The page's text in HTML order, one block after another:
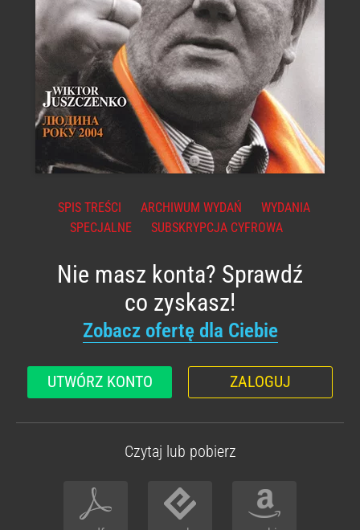
SPIS TREŚCI ARCHIWUM WYDAŃ
WYDANIA
SPECJALNE
SUBSKRYPCJA CYFROWA
Nie masz konta? Sprawdź
co zyskasz!
Zobacz ofertę dla Ciebie
UTWÓRZ KONTO ZALOGUJ
Czytaj lub pobierz